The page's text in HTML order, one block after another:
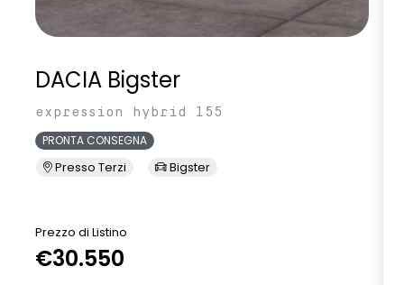
DACIA Bigster
expression hybrid 155
PRONTA CONSEGNA
Presso Terzi Bigster
Prezzo di Listino
€30.550